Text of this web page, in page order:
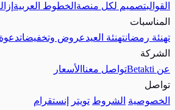
القوالبتصميم لكل منصة الخطوط العربية
المناسبات
تهنئة رمضانتهنئة العيدعروض وتخفيضات
الشركة
عن Betakti
تواصل معنا الأسعار
تواصل
الخصوصية الشروط تويتر إنستقرام